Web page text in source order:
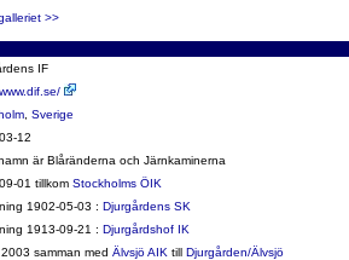
>>
IF
Sverige
12
är Blåränderna och Järnkaminerna
01 tillkom Stockholms ÖIK
1902-05-03 : Djurgårdens SK
1913-09-21 : Djurgårdshof IK
samman med Älvsjö AIK till Djurgården/Älvsjö